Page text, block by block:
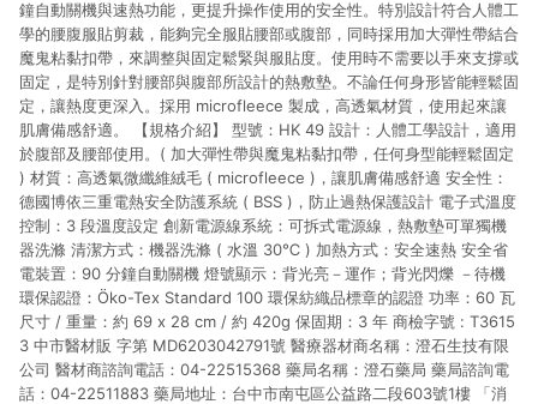
鐘自動關機與速熱功能，更提升操作使用的安全性。特別設計符合人體工
學的腰腹服貼剪裁，能夠完全服貼腰部或腹部，同時採用加大彈性帶結合
魔鬼粘黏扣帶，來調整與固定鬆緊與服貼度。使用時不需要以手來支撐或
固定，是特別針對腰部與腹部所設計的熱敷墊。不論任何身形皆能輕鬆固
定，讓熱度更深入。採用 microfleece 製成，高透氣材質，使用起來讓
肌膚備感舒適。 【規格介紹】 型號：HK 49 設計：人體工學設計，適用
於腹部及腰部使用。( 加大彈性帶與魔鬼粘黏扣帶，任何身型能輕鬆固定
) 材質：高透氣微纖維絨毛 ( microfleece )，讓肌膚備感舒適 安全性：
德國博依三重電熱安全防護系統 ( BSS )，防止過熱保護設計 電子式溫度
控制：3 段溫度設定 創新電源線系統：可拆式電源線，熱敷墊可單獨機
器洗滌 清潔方式：機器洗滌 ( 水溫 30℃ ) 加熱方式：安全速熱 安全省
電裝置：90 分鐘自動關機 燈號顯示：背光亮－運作；背光閃爍 －待機
環保認證：Öko-Tex Standard 100 環保紡織品標章的認證 功率：60 瓦
尺寸 / 重量：約 69 x 28 cm / 約 420g 保固期：3 年 商檢字號 : T3615
3 中市醫材販 字第 MD6203042791號 醫療器材商名稱：澄石生技有限
公司 醫材商諮詢電話：04-22515368 藥局名稱：澄石藥局 藥局諮詢電
話：04-22511883 藥局地址：台中市南屯區公益路二段603號1樓 「消